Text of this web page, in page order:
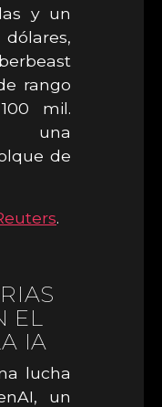
y un
rango
mil.
una
de
.
EL
IA
lucha
un